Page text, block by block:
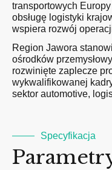
transportowych
obsługę logistyki
wspiera rozwój
Region Jawora
ośrodków
rozwinięte zaplecze
wykwalifikowanej
sektor automotive,
Specyfikacja